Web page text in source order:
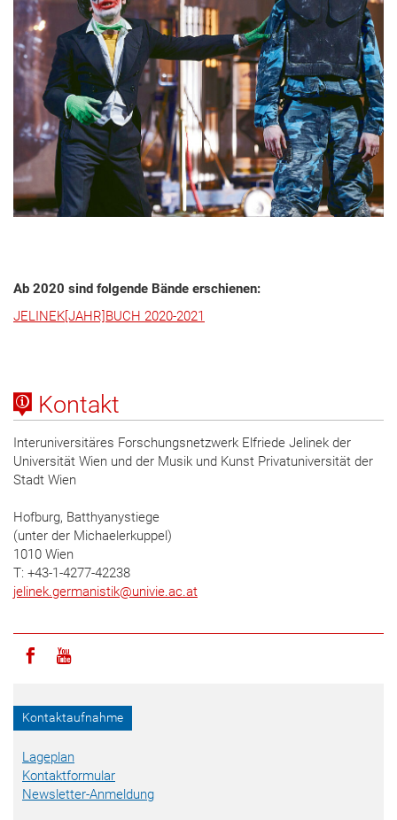
Ab 2020 sind folgende Bände erschienen:
JELINEK[JAHR]BUCH 2020-2021
Kontakt
Interuniversitäres Forschungsnetzwerk Elfriede Jelinek der
Universität Wien und der Musik und Kunst Privatuniversität der
Stadt Wien
Hofburg, Batthyanystiege
(unter der Michaelerkuppel)
1010 Wien
T: +43-1-4277-42238
jelinek.germanistik@univie.ac.at
Icon facebook
Icon youtube
Kontaktaufnahme
Lageplan
Kontaktformular
Newsletter-Anmeldung